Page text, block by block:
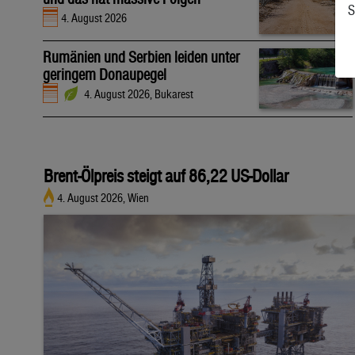
4. August 2026
Rumänien und Serbien leiden unter
geringem Donaupegel
4. August 2026, Bukarest
Brent-Ölpreis steigt auf 86,22 US-Dollar
4. August 2026, Wien